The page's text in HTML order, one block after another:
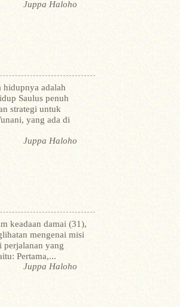
Juppa Haloho
hidupnya adalah
Saulus penuh
strategi untuk
yang ada di
Juppa Haloho
keadaan damai (31),
mengenai misi
perjalanan yang
Pertama,...
Juppa Haloho